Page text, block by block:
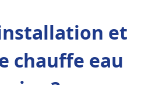
et
chauffe eau